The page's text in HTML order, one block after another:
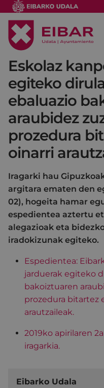
Eskolaz
egiteko
ebaluazio
araubidez
prozedura
oinarri
Iragarki hau
argitara ematen den
02), hogeita hamar
espedientea aztertu
alegazioak eta
iradokizunak egiteko.
Espedientea:
jarduerak egiteko
bakoiztuaren
prozedura bitartez
arautzaileak.
2019ko apirilaren
iragarkia.
Eibarko Udala